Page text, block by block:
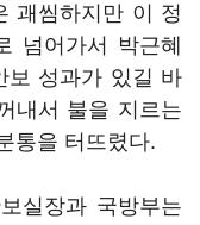
괘씸하지만 이 정
넘어가서 박근혜
보 성과가 있길 바
내서 불을 지르는
통을 터뜨렸다.
실장과 국방부는